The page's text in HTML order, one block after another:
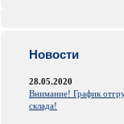
Новости
28.05.2020
Внимание! График
склада!